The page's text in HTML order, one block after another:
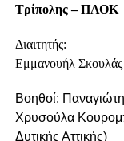
Τρίπολης – ΠΑΟΚ
Διαιτητής:
Εμμανουήλ
Βοηθοί:
Χρυσούλα
Δυτικής Αττικής)